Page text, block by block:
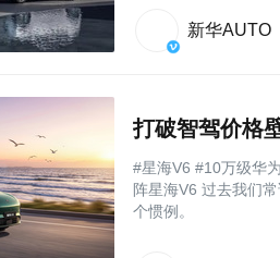
新华AUTO
#星海V6 #10万级华
阵星海V6 过去我们
个惯例。